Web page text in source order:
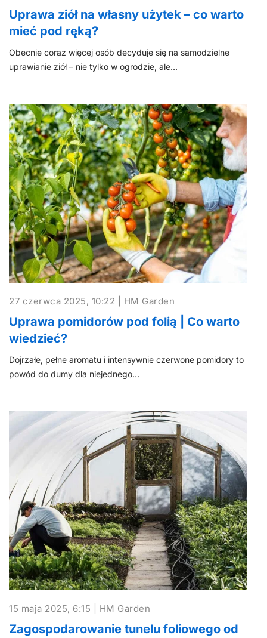
Uprawa ziół na własny użytek – co warto
mieć pod ręką?
Obecnie coraz więcej osób decyduje się na samodzielne
uprawianie ziół – nie tylko w ogrodzie, ale…
27 czerwca 2025, 10:22 | HM Garden
Uprawa pomidorów pod folią | Co warto
wiedzieć?
Dojrzałe, pełne aromatu i intensywnie czerwone pomidory to
powód do dumy dla niejednego…
15 maja 2025, 6:15 | HM Garden
Zagospodarowanie tunelu foliowego od